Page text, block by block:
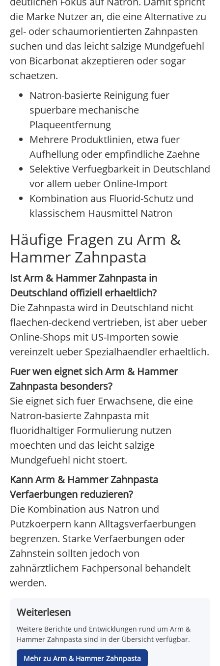
die Marke Nutzer an, die eine Alternative zu
gel- oder schaumorientierten Zahnpasten
suchen und das leicht salzige Mundgefuehl
von Bicarbonat akzeptieren oder sogar
schaetzen.
Natron-basierte Reinigung fuer
spuerbare mechanische
Plaqueentfernung
Mehrere Produktlinien, etwa fuer
Aufhellung oder empfindliche Zaehne
Selektive Verfuegbarkeit in Deutschland
vor allem ueber Online-Import
Kombination aus Fluorid-Schutz und
klassischem Hausmittel Natron
Häufige Fragen zu Arm &
Hammer Zahnpasta
Ist Arm & Hammer Zahnpasta in
Deutschland offiziell erhaeltlich?
Die Zahnpasta wird in Deutschland nicht
flaechen-deckend vertrieben, ist aber ueber
Online-Shops mit US-Importen sowie
vereinzelt ueber Spezialhaendler erhaeltlich.
Fuer wen eignet sich Arm & Hammer
Zahnpasta besonders?
Sie eignet sich fuer Erwachsene, die eine
Natron-basierte Zahnpasta mit
fluoridhaltiger Formulierung nutzen
moechten und das leicht salzige
Mundgefuehl nicht stoert.
Kann Arm & Hammer Zahnpasta
Verfaerbungen reduzieren?
Die Kombination aus Natron und
Putzkoerpern kann Alltagsverfaerbungen
begrenzen. Starke Verfaerbungen oder
Zahnstein sollten jedoch von
zahnärztlichem Fachpersonal behandelt
werden.
Weiterlesen
Weitere Berichte und Entwicklungen rund um Arm &
Hammer Zahnpasta sind in der Übersicht verfügbar.
Mehr zu Arm & Hammer Zahnpasta